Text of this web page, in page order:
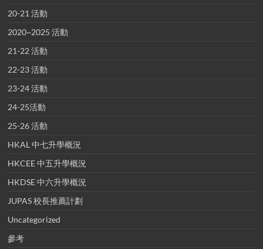
20-21 活動
2020~2025 活動
21-22 活動
22-23 活動
23-24 活動
24-25活動
25-26 活動
HKAL 中七升學概況
HKCEE 中五升學概況
HKDSE 中六升學概況
JUPAS 校長推薦計劃
Uncategorized
參考